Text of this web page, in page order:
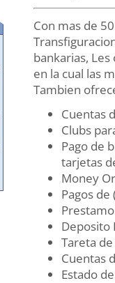
Con mas de
bankarias,
en la cual las
Tambien
Cuentas
Clubs
Pago de
tarjetas
Money
Pagos
Deposito
Tareta
Cuentas
Estado